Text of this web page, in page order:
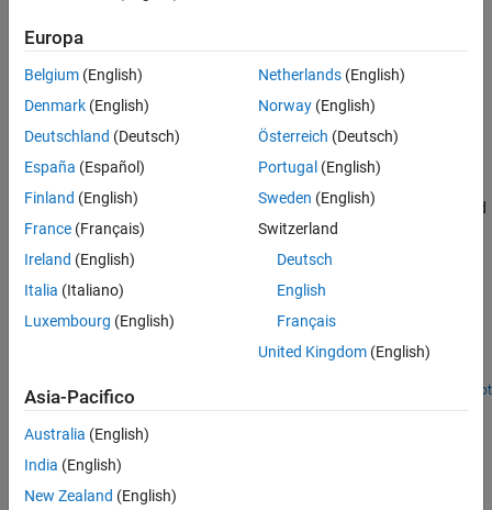
Sensori sonici
Sensori tattili
Risoluzione dei problemi in MATLAB
Support Package for LEGO MINDSTORMS
EV3 Hardware
Argomenti
Sonic Sensors
Sonic Sensors
Risoluzione dei problemi
Troubleshoot connections to LEGO®MINDSTORMS
sensors and
motors.
Esempi in primo piano
Build Collision Alarm Using EV3 Ultrasonic Sensor
Write a MATLAB® script to implement a collision alarm with
Apri script
How useful was this information?
Europa
Belgium (English)
Denmark (English)
Deutschland (Deutsch)
España (Español)
Finland (English)
France (Français)
Ireland (English)
Italia (Italiano)
Luxembourg (English)
Netherlands(English)
Norway(English)
Österreich (Deutsch)
Portugal (English)
Sweden (English)
Switzerland
Deutsch
English
Français
United Kingdom(English)
Asia-Pacifico
Australia (English)
India (English)
New Zealand (English)